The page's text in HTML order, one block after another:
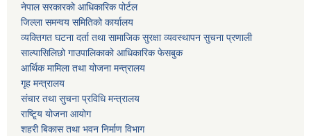
नेपाल सरकारको आधिकारिक पोर्टल
जिल्ला समन्वय समितिको कार्यालय
व्यक्तिगत घटना दर्ता तथा सामाजिक सुरक्षा व्यवस्थापन सुचना प्रणाली
साल्पासिलिछो गाउपालिकाको आधिकारिक फेसबुक
आर्थिक मामिला तथा योजना मन्त्रालय
गृह मन्त्रालय
संचार तथा सुचना प्रविधि मन्त्रालय
राष्टि्ृय योजना आयोग
शहरी बिकास तथा भवन निर्माण विभाग